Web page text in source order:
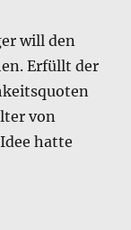
will den
Erfüllt der
von
hatte